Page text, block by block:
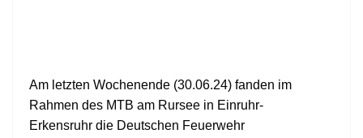
Am letzten Wochenende (30.06.24) fanden im
Rahmen des MTB am Rursee in Einruhr-
Erkensruhr die Deutschen Feuerwehr